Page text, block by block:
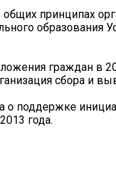
принципах
образования
граждан в
сбора и
о поддержке
года.